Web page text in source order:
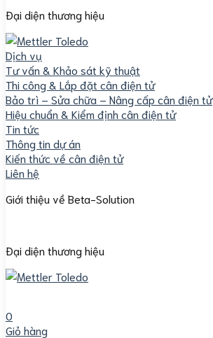
Đại diện thương hiệu
Dịch vụ
Tư vấn & Khảo sát kỹ thuật
Thi công & Lắp đặt cân điện tử
Bảo trì – Sửa chữa – Nâng cấp cân điện tử
Hiệu chuẩn & Kiểm định cân điện tử
Tin tức
Thông tin dự án
Kiến thức về cân điện tử
Liên hệ
Giới thiệu về Beta-Solution
Đại diện thương hiệu
0
Giỏ hàng